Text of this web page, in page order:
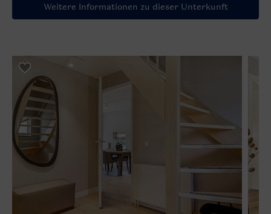
Weitere Informationen zu dieser Unterkunft